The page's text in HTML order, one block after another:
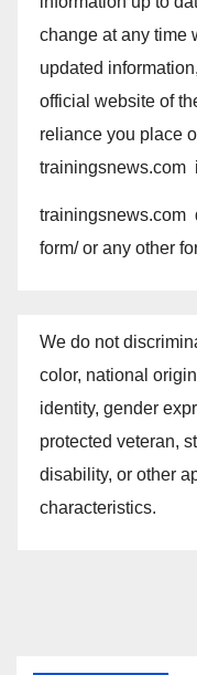
change at any time
updated
official website of
reliance you place
trainingsnews.com
trainingsnews.com
form/ or any other
We do not
color, national
identity, gender
protected veteran,
disability, or other
characteristics.